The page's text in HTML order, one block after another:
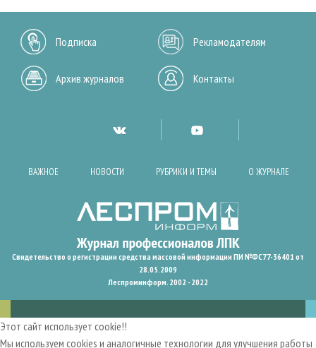
Подписка Рекламодателям
Архив журналов Контакты
ВАЖНОЕ НОВОСТИ РУБРИКИ И ТЕМЫ О ЖУРНАЛЕ
Свидетельство о регистрации средства массовой информации ПИ №ФС77-36401 от
28.05.2009
Леспроминформ. 2002 - 2022
Этот сайт использует cookie!!
Мы используем cookies и аналогичные технологии для улучшения работы